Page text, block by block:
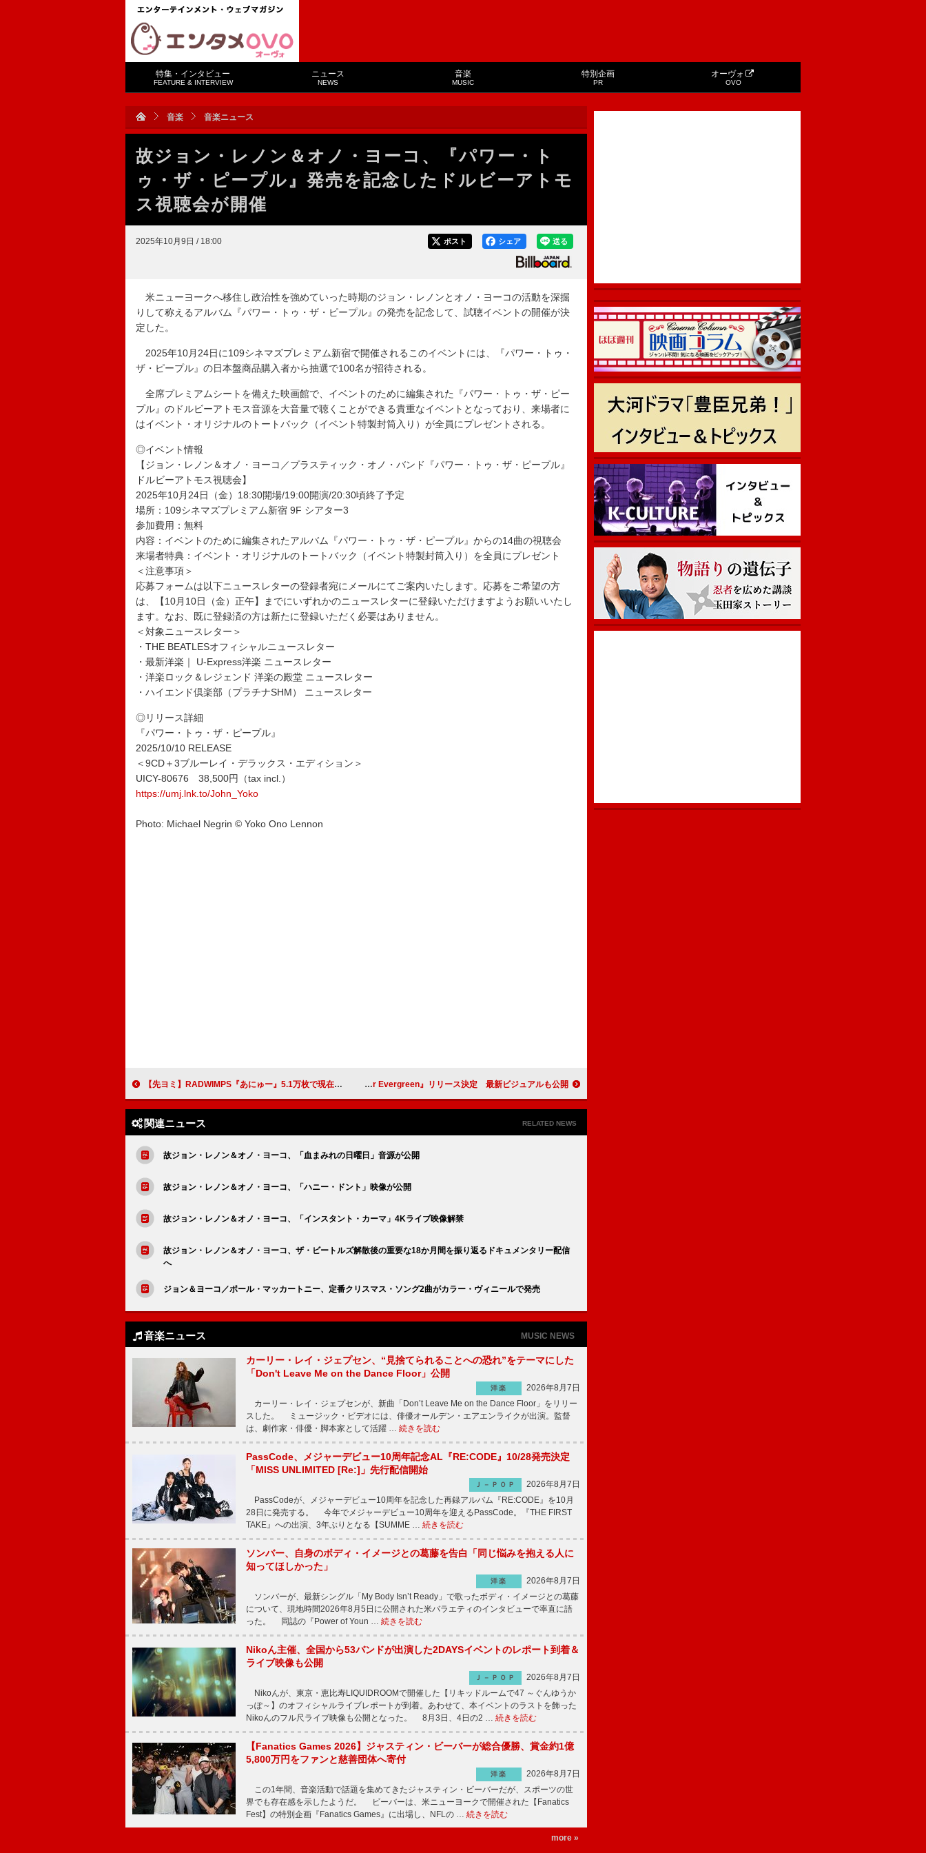
特集・インタビュー
FEATURE & INTERVIEW
ニュース
NEWS
音楽
MUSIC
特別企画
PR
オーヴォ
OVO
音楽 音楽ニュース
故ジョン・レノン＆オノ・ヨーコ、『パワー・ト
ゥ・ザ・ピープル』発売を記念したドルビーアトモ
ス視聴会が開催
2025年10月9日 / 18:00 送る
シェア
ポスト
米ニューヨークへ移住し政治性を強めていった時期のジョン・レノンとオノ・ヨーコの活動を深掘
りして称えるアルバム『パワー・トゥ・ザ・ピープル』の発売を記念して、試聴イベントの開催が決
定した。
2025年10月24日に109シネマズプレミアム新宿で開催されるこのイベントには、『パワー・トゥ・
ザ・ピープル』の日本盤商品購入者から抽選で100名が招待される。
全席プレミアムシートを備えた映画館で、イベントのために編集された『パワー・トゥ・ザ・ピー
プル』のドルビーアトモス音源を大音量で聴くことができる貴重なイベントとなっており、来場者に
はイベント・オリジナルのトートバック（イベント特製封筒入り）が全員にプレゼントされる。
◎イベント情報
【ジョン・レノン＆オノ・ヨーコ／プラスティック・オノ・バンド『パワー・トゥ・ザ・ピープル』
ドルビーアトモス視聴会】
2025年10月24日（金）18:30開場/19:00開演/20:30頃終了予定
場所：109シネマズプレミアム新宿 9F シアター3
参加費用：無料
内容：イベントのために編集されたアルバム『パワー・トゥ・ザ・ピープル』からの14曲の視聴会
来場者特典：イベント・オリジナルのトートバック（イベント特製封筒入り）を全員にプレゼント
＜注意事項＞
応募フォームは以下ニュースレターの登録者宛にメールにてご案内いたします。応募をご希望の方
は、【10月10日（金）正午】までにいずれかのニュースレターに登録いただけますようお願いいたし
ます。なお、既に登録済の方は新たに登録いただく必要はありません。
＜対象ニュースレター＞
・THE BEATLESオフィシャルニュースレター
・最新洋楽｜ U-Express洋楽 ニュースレター
・洋楽ロック＆レジェンド 洋楽の殿堂 ニュースレター
・ハイエンド倶楽部（プラチナSHM） ニュースレター
◎リリース詳細
『パワー・トゥ・ザ・ピープル』
2025/10/10 RELEASE
＜9CD＋3ブルーレイ・デラックス・エディション＞
UICY-80676 38,500円（tax incl.）
https://umj.lnk.to/John_Yoko
Photo: Michael Negrin © Yoko Ono Lennon
【先ヨミ】RADWIMPS『あにゅー』5.1万枚で現在アルバム1位独走中 MUCC、12/10にニュー・シングル『Never Evergreen』リリース決定 最新ビジュアルも公開
関連ニュース RELATED NEWS
故ジョン・レノン＆オノ・ヨーコ、「血まみれの日曜日」音源が公開
故ジョン・レノン＆オノ・ヨーコ、「ハニー・ドント」映像が公開
故ジョン・レノン＆オノ・ヨーコ、「インスタント・カーマ」4Kライブ映像解禁
故ジョン・レノン＆オノ・ヨーコ、ザ・ビートルズ解散後の重要な18か月間を振り返るドキュメンタリー配信
へ
ジョン＆ヨーコ／ポール・マッカートニー、定番クリスマス・ソング2曲がカラー・ヴィニールで発売
音楽ニュース MUSIC NEWS
カーリー・レイ・ジェプセン、“見捨てられることへの恐れ”をテーマにした
「Don't Leave Me on the Dance Floor」公開
洋楽
2026年8月7日
カーリー・レイ・ジェプセンが、新曲「Don’t Leave Me on the Dance Floor」をリリー
スした。 ミュージック・ビデオには、俳優オールデン・エアエンライクが出演。監督
は、劇作家・俳優・脚本家として活躍 … 続きを読む
PassCode、メジャーデビュー10周年記念AL『RE:CODE』10/28発売決定
「MISS UNLIMITED [Re:]」先行配信開始
Ｊ－ＰＯＰ
2026年8月7日
PassCodeが、メジャーデビュー10周年を記念した再録アルバム『RE:CODE』を10月
28日に発売する。 今年でメジャーデビュー10周年を迎えるPassCode。『THE FIRST
TAKE』への出演、3年ぶりとなる【SUMME … 続きを読む
ソンバー、自身のボディ・イメージとの葛藤を告白「同じ悩みを抱える人に
知ってほしかった」
洋楽
2026年8月7日
ソンバーが、最新シングル「My Body Isn’t Ready」で歌ったボディ・イメージとの葛藤
について、現地時間2026年8月5日に公開された米バラエティのインタビューで率直に語
った。 同誌の『Power of Youn … 続きを読む
Nikoん主催、全国から53バンドが出演した2DAYSイベントのレポート到着＆
ライブ映像も公開
Ｊ－ＰＯＰ
2026年8月7日
Nikoんが、東京・恵比寿LIQUIDROOMで開催した【リキッドルームで47 ～ぐんゆうか
っぽ～】のオフィシャルライブレポートが到着。あわせて、本イベントのラストを飾った
Nikoんのフル尺ライブ映像も公開となった。 8月3日、4日の2 … 続きを読む
【Fanatics Games 2026】ジャスティン・ビーバーが総合優勝、賞金約1億
5,800万円をファンと慈善団体へ寄付
洋楽
2026年8月7日
この1年間、音楽活動で話題を集めてきたジャスティン・ビーバーだが、スポーツの世
界でも存在感を示したようだ。 ビーバーは、米ニューヨークで開催された【Fanatics
Fest】の特別企画『Fanatics Games』に出場し、NFLの … 続きを読む
more »